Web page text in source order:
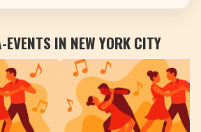
EVENTS IN NEW YORK CITY